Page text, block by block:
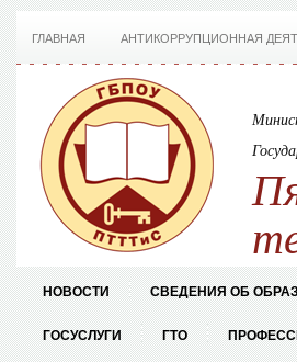
ГЛАВНАЯ АНТИКОРРУПЦИОННАЯ
НОВОСТИ СВЕДЕНИЯ ОБ
ГОСУСЛУГИ ГТО